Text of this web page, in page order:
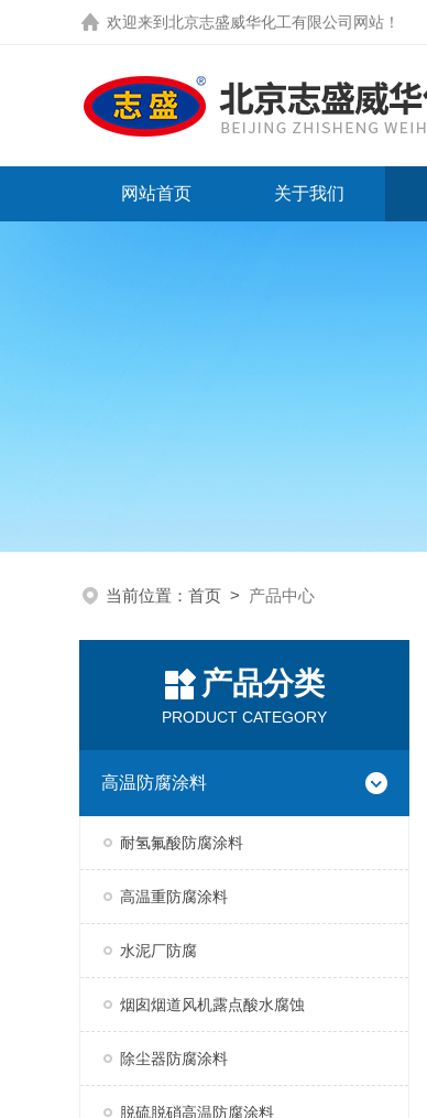
欢迎来到 北京志盛威华化工有限公司网站 ！
网站首页 关于我们
当前位置： 首页 > 产品中心
产品分类
PRODUCT CATEGORY
高温防腐涂料
耐氢氟酸防腐涂料
高温重防腐涂料
水泥厂防腐
烟囱烟道风机露点酸水腐蚀
除尘器防腐涂料
脱硫脱硝高温防腐涂料